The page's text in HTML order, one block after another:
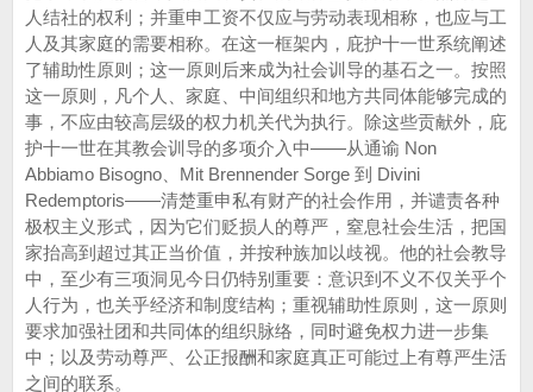
人结社的权利；并重申工资不仅应与劳动表现相称，也应与工
人及其家庭的需要相称。在这一框架内，庇护十一世系统阐述
了辅助性原则；这一原则后来成为社会训导的基石之一。按照
这一原则，凡个人、家庭、中间组织和地方共同体能够完成的
事，不应由较高层级的权力机关代为执行。除这些贡献外，庇
护十一世在其教会训导的多项介入中——从通谕 Non
Abbiamo Bisogno、Mit Brennender Sorge 到 Divini
Redemptoris——清楚重申私有财产的社会作用，并谴责各种
极权主义形式，因为它们贬损人的尊严，窒息社会生活，把国
家抬高到超过其正当价值，并按种族加以歧视。他的社会教导
中，至少有三项洞见今日仍特别重要：意识到不义不仅关乎个
人行为，也关乎经济和制度结构；重视辅助性原则，这一原则
要求加强社团和共同体的组织脉络，同时避免权力进一步集
中；以及劳动尊严、公正报酬和家庭真正可能过上有尊严生活
之间的联系。